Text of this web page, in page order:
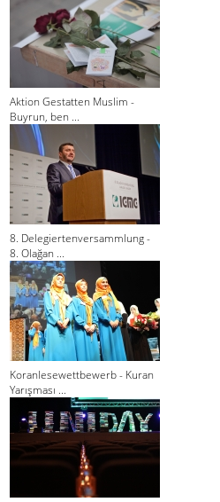
Aktion Gestatten Muslim -
Buyrun, ben ...
8. Delegiertenversammlung -
8. Olağan ...
Koranlesewettbewerb - Kuran
Yarışması ...